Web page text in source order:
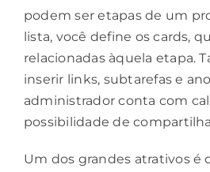
podem ser etapas de um
lista, você define os cards,
relacionadas àquela etapa.
inserir links, subtarefas e
administrador conta com
possibilidade de
Um dos grandes atrativos é